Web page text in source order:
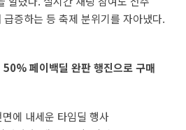
증하는 등 축제 분위기를 자아냈다.
페이백딜 완판 행진으로 구매
에 내세운 타임딜 행사